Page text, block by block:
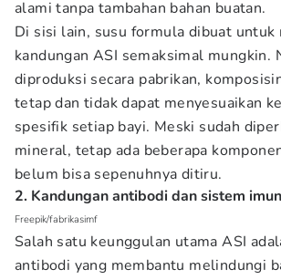
alami tanpa tambahan bahan buatan.
Di sisi lain, susu formula dibuat untuk
kandungan ASI semaksimal mungkin.
diproduksi secara pabrikan,
tetap dan tidak dapat menyesuaikan
spesifik setiap bayi. Meski sudah
mineral, tetap ada beberapa
belum bisa sepenuhnya ditiru.
2. Kandungan antibodi dan sistem imun
Freepik/fabrikasimf
Salah satu keunggulan utama ASI
antibodi yang membantu melindungi